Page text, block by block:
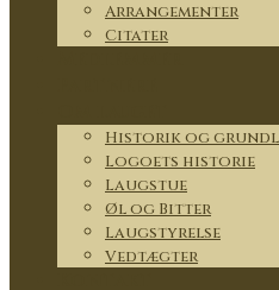
Arrangementer
Citater
Historik og
Logoets historie
Laugstue
Øl og Bitter
Laugstyrelse
Vedtægter